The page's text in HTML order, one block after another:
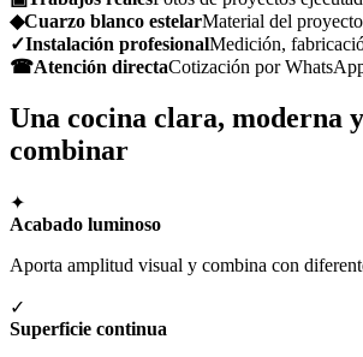
◆Cuarzo blanco estelarMaterial del proyecto
✓Instalación profesionalMedición,
☎Atención directaCotización por
Una cocina clara, moderna
combinar
✦
Acabado luminoso
Aporta amplitud visual y combina con
✓
Superficie continua